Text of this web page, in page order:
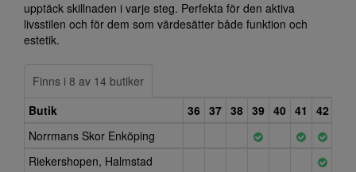
upptäck skillnaden i varje steg. Perfekta för den aktiva
livsstilen och för dem som värdesätter både funktion och
estetik.
Finns i 8 av 14 butiker
Butik
36 37 38 39 40 41 42
Norrmans Skor Enköping
Riekershopen, Halmstad